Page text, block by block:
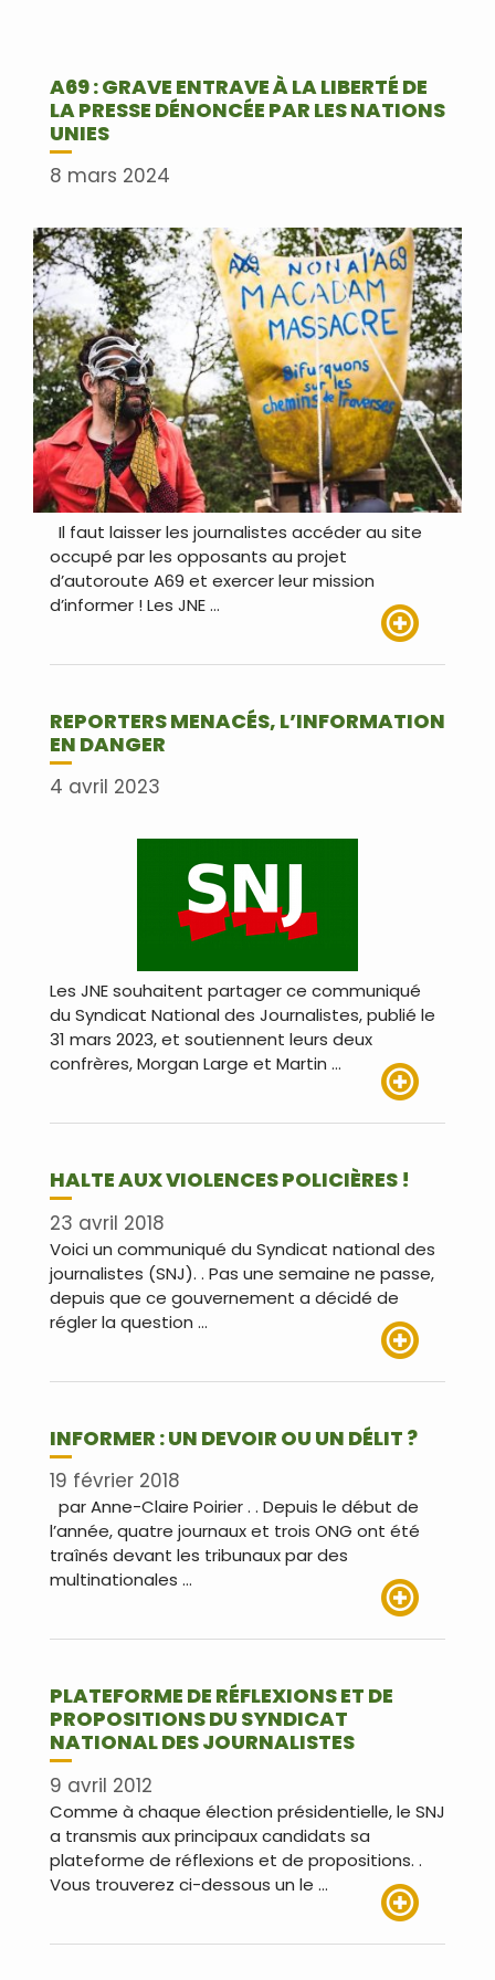
A69 : GRAVE ENTRAVE À LA LIBERTÉ DE
LA PRESSE DÉNONCÉE PAR LES NATIONS
UNIES
8 mars 2024
Il faut laisser les journalistes accéder au site
occupé par les opposants au projet
d’autoroute A69 et exercer leur mission
d’informer ! Les JNE …
REPORTERS MENACÉS, L’INFORMATION
EN DANGER
4 avril 2023
Les JNE souhaitent partager ce communiqué
du Syndicat National des Journalistes, publié le
31 mars 2023, et soutiennent leurs deux
confrères, Morgan Large et Martin …
HALTE AUX VIOLENCES POLICIÈRES !
23 avril 2018
Voici un communiqué du Syndicat national des
journalistes (SNJ). . Pas une semaine ne passe,
depuis que ce gouvernement a décidé de
régler la question …
INFORMER : UN DEVOIR OU UN DÉLIT ?
19 février 2018
par Anne-Claire Poirier . . Depuis le début de
l’année, quatre journaux et trois ONG ont été
traînés devant les tribunaux par des
multinationales …
PLATEFORME DE RÉFLEXIONS ET DE
PROPOSITIONS DU SYNDICAT
NATIONAL DES JOURNALISTES
9 avril 2012
Comme à chaque élection présidentielle, le SNJ
a transmis aux principaux candidats sa
plateforme de réflexions et de propositions. .
Vous trouverez ci-dessous un le …